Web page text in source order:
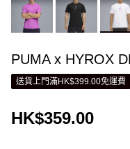
PUMA x HYROX
送貨上門滿HK$399.00免運費
HK$359.00